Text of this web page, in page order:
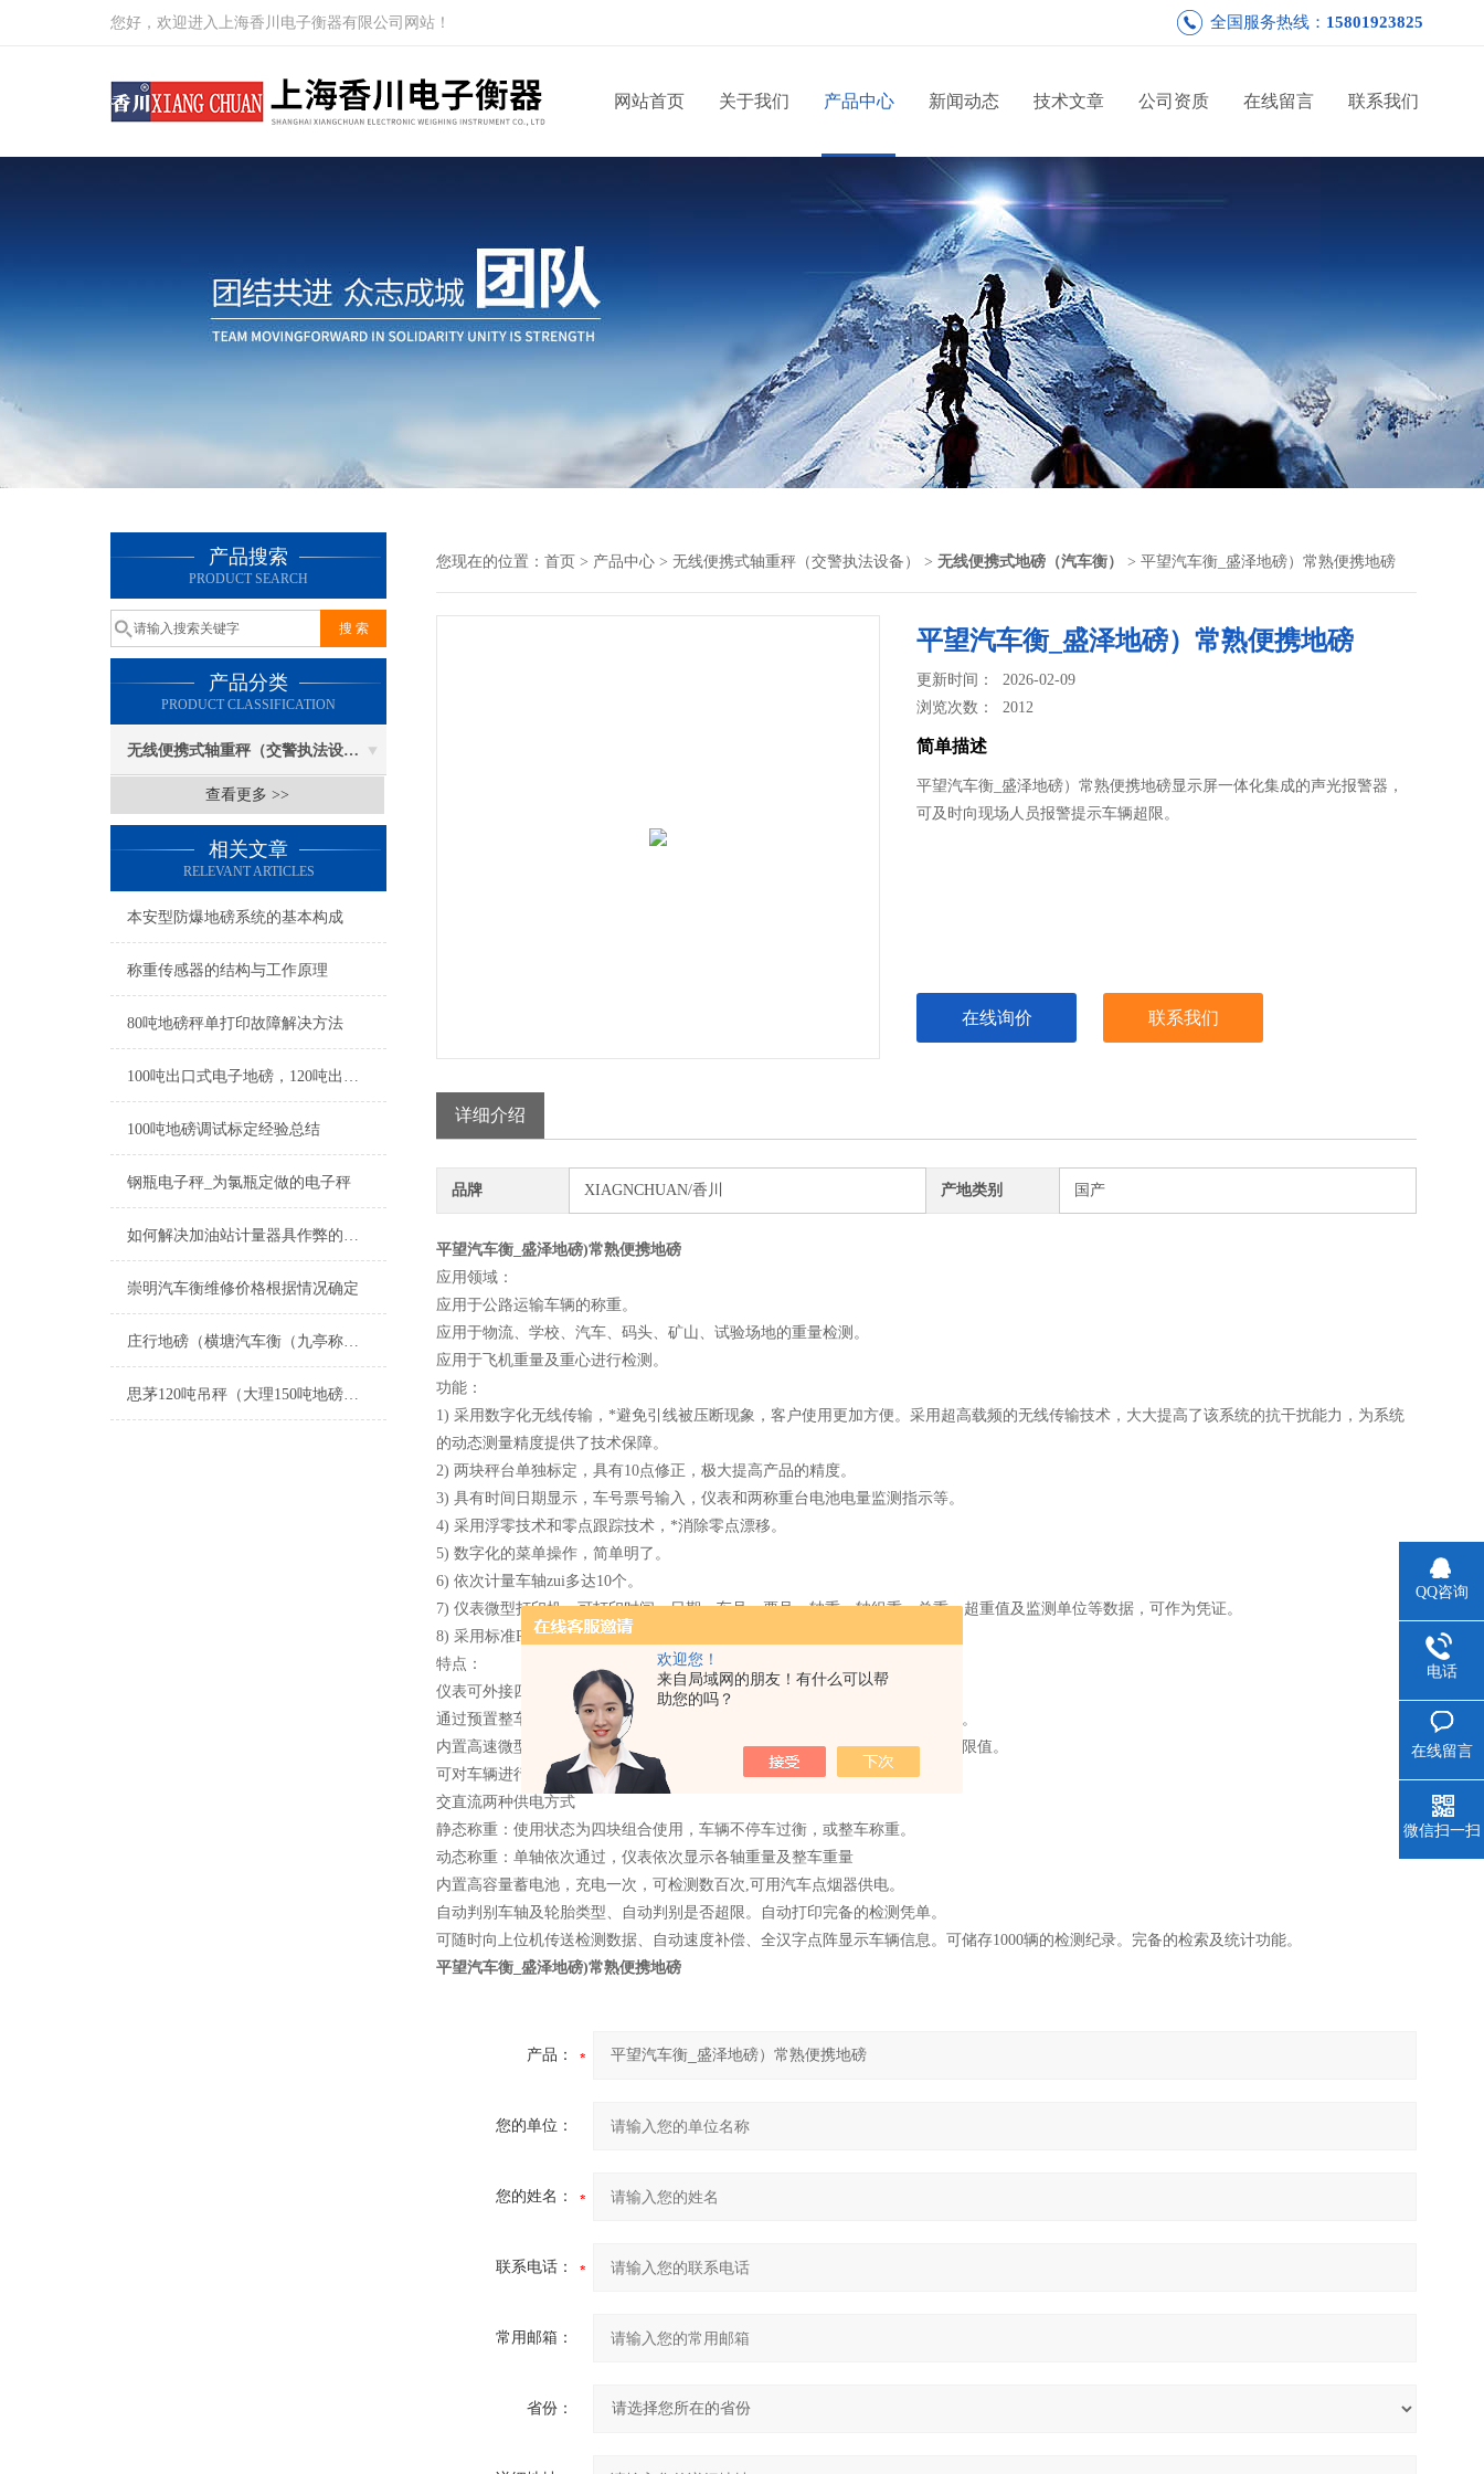
欢迎您！
来自局域网的朋友！有什么可以帮
助您的吗？
您好，欢迎进入上海香川电子衡器有限公司网站！ 全国服务热线： 15801923825
网站首页 关于我们 产品中心 新闻动态 技术文章 公司资质 在线留言 联系我们
产品搜索
PRODUCT SEARCH
产品分类
PRODUCT CLASSIFICATION
无线便携式轴重秤（交警执法设备）
查看更多 >>
相关文章
RELEVANT ARTICLES
本安型防爆地磅系统的基本构成
称重传感器的结构与工作原理
80吨地磅秤单打印故障解决方法
100吨出口式电子地磅，120吨出口式电子汽车衡厂价优惠直销
100吨地磅调试标定经验总结
钢瓶电子秤_为氯瓶定做的电子秤
如何解决加油站计量器具作弊的方案
崇明汽车衡维修价格根据情况确定
庄行地磅（横塘汽车衡（九亭称重模块）海湾电子秤）青村防爆秤维修
思茅120吨吊秤（大理150吨地磅）峨山地磅）河口100吨汽车衡维修
您现在的位置： 首页 > 产品中心 > 无线便携式轴重秤（交警执法设备） > 无线便携式地磅（汽车衡） > 平望汽车衡_盛泽地磅）常熟便携地磅
平望汽车衡_盛泽地磅）常熟便携地磅
更新时间： 2026-02-09
浏览次数：2012
简单描述
平望汽车衡_盛泽地磅）常熟便携地磅显示屏一体化集成的声光报警器，
可及时向现场人员报警提示车辆超限。
在线询价 联系我们
详细介绍
品牌 XIAGNCHUAN/香川 产地类别 国产
平望汽车衡_盛泽地磅)常熟便携地磅
应用领域：
应用于公路运输车辆的称重。
应用于物流、学校、汽车、码头、矿山、试验场地的重量检测。
应用于飞机重量及重心进行检测。
功能：
1) 采用数字化无线传输，*避免引线被压断现象，客户使用更加方便。采用超高载频的无线传输技术，大大提高了该系统的抗干扰能力，为系统
的动态测量精度提供了技术保障。
2) 两块秤台单独标定，具有10点修正，极大提高产品的精度。
3) 具有时间日期显示，车号票号输入，仪表和两称重台电池电量监测指示等。
4) 采用浮零技术和零点跟踪技术，*消除零点漂移。
5) 数字化的菜单操作，简单明了。
6) 依次计量车轴zui多达10个。
7) 仪表微型打印机，可打印时间、日期、车号、票号、轴重、轴组重、总重、超重值及监测单位等数据，可作为凭证。
8) 采用标准RS-232接口，方便与计算机联接。
特点：
仪表可外接四个台板，进行轮重或轴重检测。
通过预置整车车型或轮轴类型自动计算并打印出轮重、轴重及整车重量的数据。
内置高速微型打印机可随时打印称重数据、日期、时间、轴重、整车重量、超限值。
可对车辆进行动、静态检测。
交直流两种供电方式
静态称重：使用状态为四块组合使用，车辆不停车过衡，或整车称重。
动态称重：单轴依次通过，仪表依次显示各轴重量及整车重量
内置高容量蓄电池，充电一次，可检测数百次,可用汽车点烟器供电。
自动判别车轴及轮胎类型、自动判别是否超限。自动打印完备的检测凭单。
可随时向上位机传送检测数据、自动速度补偿、全汉字点阵显示车辆信息。可储存1000辆的检测纪录。完备的检索及统计功能。
平望汽车衡_盛泽地磅)常熟便携地磅
产品：
您的单位：
您的姓名：
联系电话：
常用邮箱：
省份：
QQ咨询
电话
在线留言
微信扫一扫